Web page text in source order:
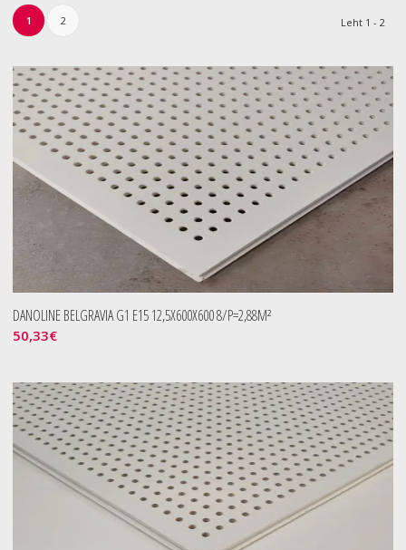
Leht 1 - 2
1 2
DANOLINE BELGRAVIA G1 E15 12,5X600X600 8/P=2,88M²
50,33€